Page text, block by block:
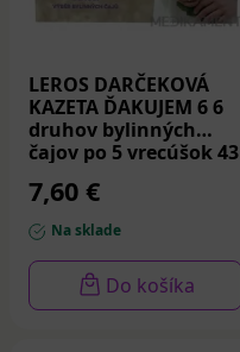
LEROS DARČEKOVÁ
KAZETA ĎAKUJEM 6 6
druhov bylinných
čajov po 5 vrecúšok 43
7,60 €
Na sklade
Do košíka